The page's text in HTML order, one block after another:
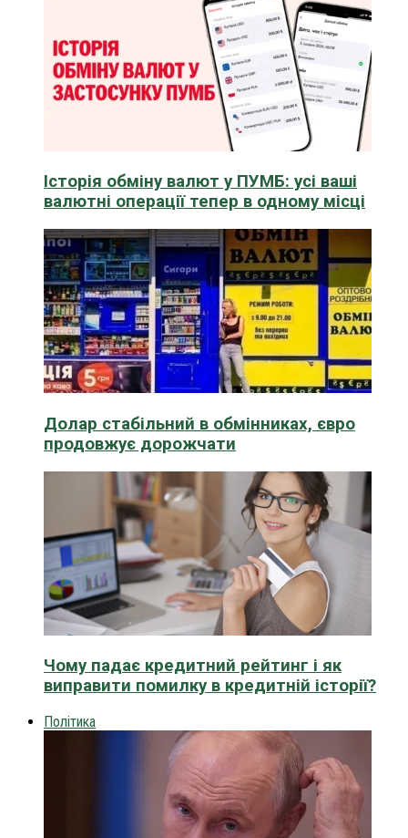
Історія обміну валют у ПУМБ: усі ваші
валютні операції тепер в одному місці
Долар стабільний в обмінниках, євро
продовжує дорожчати
Чому падає кредитний рейтинг і як
виправити помилку в кредитній історії?
Політика